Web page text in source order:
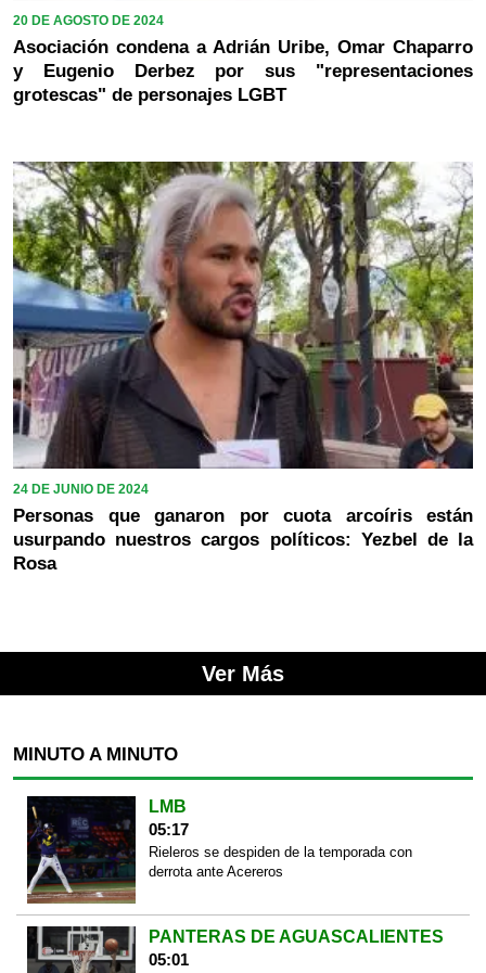
20 DE AGOSTO DE 2024
Asociación condena a Adrián Uribe, Omar Chaparro
y Eugenio Derbez por sus "representaciones
grotescas" de personajes LGBT
24 DE JUNIO DE 2024
Personas que ganaron por cuota arcoíris están
usurpando nuestros cargos políticos: Yezbel de la
Rosa
Ver Más
MINUTO A MINUTO
LMB
05:17
Rieleros se despiden de la temporada con
derrota ante Acereros
PANTERAS DE AGUASCALIENTES
05:01